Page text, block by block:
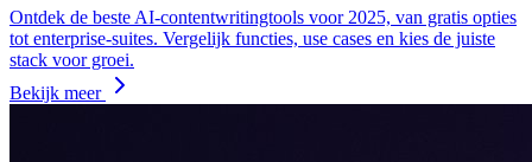
Ontdek de beste AI-contentwritingtools voor 2025, van gratis opties
tot enterprise-suites. Vergelijk functies, use cases en kies de juiste
stack voor groei.
Bekijk meer